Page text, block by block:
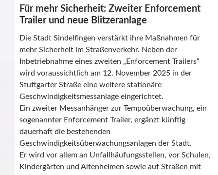
Für mehr Sicherheit: Zweiter Enforcement
Trailer und neue Blitzeranlage
Die Stadt Sindelfingen verstärkt ihre Maßnahmen für
mehr Sicherheit im Straßenverkehr. Neben der
Inbetriebnahme eines zweiten „Enforcement Trailers“
wird voraussichtlich am 12. November 2025 in der
Stuttgarter Straße eine weitere stationäre
Geschwindigkeitsmessanlage eingerichtet.
Ein zweiter Messanhänger zur Tempoüberwachung, ein
sogenannter Enforcement Trailer, ergänzt künftig
dauerhaft die bestehenden
Geschwindigkeitsüberwachungsanlagen der Stadt.
Er wird vor allem an Unfallhäufungsstellen, vor Schulen,
Kindergärten und Altenheimen sowie auf Straßen mit